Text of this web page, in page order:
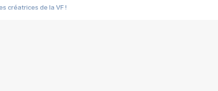
créatrices de la VF !